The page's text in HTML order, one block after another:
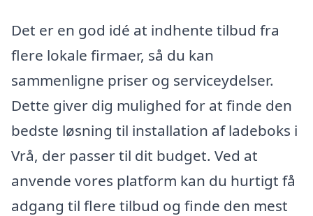
Det er en god idé at indhente tilbud fra
flere lokale firmaer, så du kan
sammenligne priser og serviceydelser.
Dette giver dig mulighed for at finde den
bedste løsning til installation af ladeboks i
Vrå, der passer til dit budget. Ved at
anvende vores platform kan du hurtigt få
adgang til flere tilbud og finde den mest